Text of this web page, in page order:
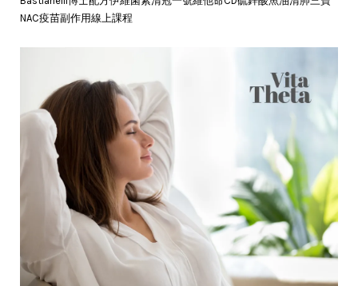
NAC疫苗副作用線上課程